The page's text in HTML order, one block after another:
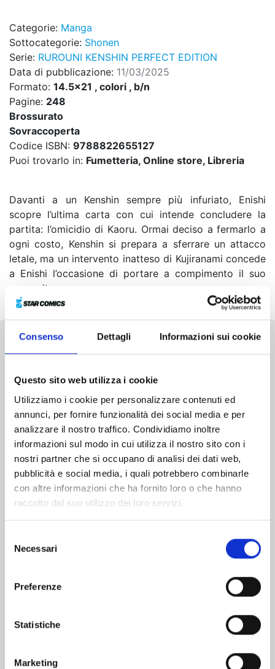
Consenso Dettagli Informazioni sui cookie
Questo sito web utilizza i cookie
Utilizziamo i cookie per personalizzare contenuti ed
annunci, per fornire funzionalità dei social media e per
analizzare il nostro traffico. Condividiamo inoltre
informazioni sul modo in cui utilizza il nostro sito con i
nostri partner che si occupano di analisi dei dati web,
pubblicità e social media, i quali potrebbero combinarle
con altre informazioni che ha fornito loro o che hanno
raccolto dal suo utilizzo dei loro servizi.
delNecessari
Preferenze
Statistiche
Marketing
Categorie: Manga
Sottocategorie: Shonen
Serie: RUROUNI KENSHIN PERFECT EDITION
Data di pubblicazione: 11/03/2025
Formato: 14.5x21 , colori , b/n
Pagine: 248
Brossurato
Sovraccoperta
Codice ISBN: 9788822655127
Puoi trovarlo in: Fumetteria, Online store, Libreria
Davanti a un Kenshin sempre più infuriato, Enishi
scopre l’ultima carta con cui intende concludere la
partita: l’omicidio di Kaoru. Ormai deciso a fermarlo a
ogni costo, Kenshin si prepara a sferrare un attacco
letale, ma un intervento inatteso di Kujiranami concede
a Enishi l’occasione di portare a compimento il suo
proposito...
Altri volumi della serie